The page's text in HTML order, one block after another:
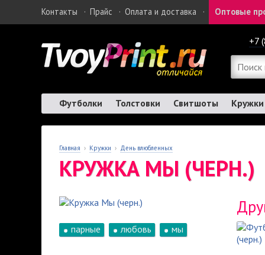
Контакты · Прайс · Оплата и доставка · Оптовые
+7
Футболки Толстовки Свитшоты Кружки
Главная › Кружки › День влюбленных
КРУЖКА МЫ (ЧЕРН.)
парные любовь мы